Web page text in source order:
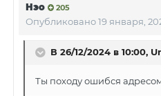
Нэо 205
Опубликовано19 января,
В 26/12/2024 в 10:00,
Ты походу ошибся